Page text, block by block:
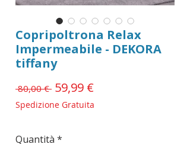
Copripoltrona Relax
Impermeabile - DEKORA
tiffany
80,00 € Prezzo
regolare
59,99 €
Spedizione Gratuita
Quantità *